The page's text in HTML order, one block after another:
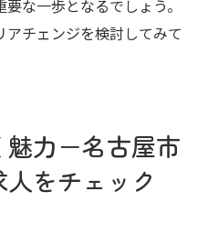
な一歩となるでしょう。
チェンジを検討してみて
力－名古屋市
をチェック